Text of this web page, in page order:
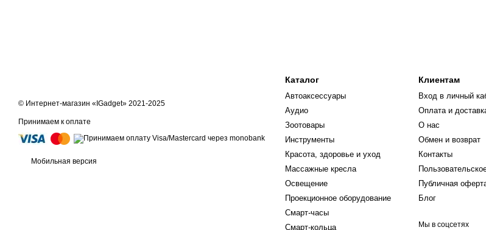
© Интернет-магазин «IGadget» 2021-2025
Принимаем к оплате
Мобильная версия
Каталог
Автоаксессуары
Аудио
Зоотовары
Инструменты
Красота, здоровье и уход
Массажные кресла
Освещение
Проекционное оборудование
Смарт-часы
Смарт-кольца
Клиентам
Вход в личный
Оплата и
О нас
Обмен и возврат
Контакты
Публичная
Блог
Мы в соцсетях